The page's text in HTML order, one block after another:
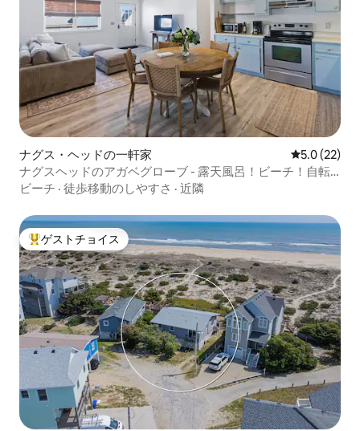
ナグス・ヘッドの一軒家 レビュー22
5.0 (22)
ナグスヘッドのアガベグローブ - 露天風呂！ビーチ！自転
車！
ビーチ · 徒歩移動のしやすさ · 近隣
大好評のゲストチョイスです。
ゲストチョイス